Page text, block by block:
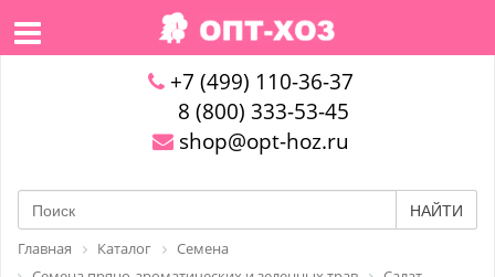
+7 (499) 110-36-37
8 (800) 333-53-45
shop@opt-hoz.ru
НАЙТИ
Главная Каталог
Семена